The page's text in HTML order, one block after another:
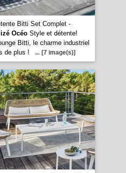
Bitti Set Complet -
OcéoStyle et détente!
Bitti, le charme industriel
de plus !
... [7 image(s)]